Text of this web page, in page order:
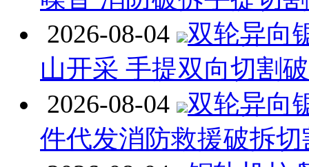
2026-08-04
双轮异向
山开采 手提双向切割
2026-08-04
双轮异向
件代发消防救援破拆